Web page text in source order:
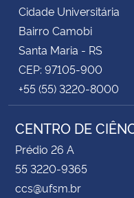
Cidade Universitária
Bairro Camobi
Santa Maria - RS
CEP: 97105-900
+55 (55) 3220-8000
CENTRO DE
Prédio 26 A
55 3220-9365
ccs@ufsm.br